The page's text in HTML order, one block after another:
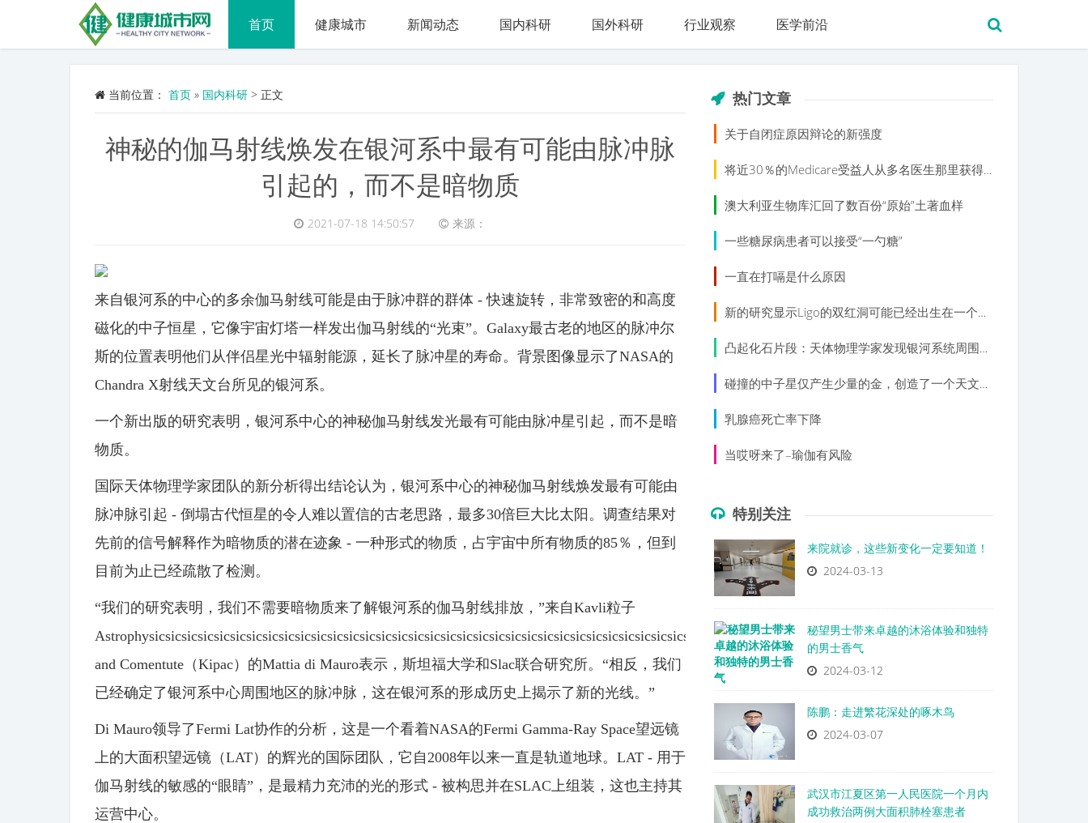
首页 健康城市 新闻动态 国内科研 国外科研 行业观察 医学前沿
当前位置： 首页 » 国内科研 > 正文
神秘的伽马射线焕发在银河系中最有可能由脉冲脉
引起的，而不是暗物质
2021-07-18 14:50:57 来源：
来自银河系的中心的多余伽马射线可能是由于脉冲群的群体 - 快速旋转，非常致密的和高度
磁化的中子恒星，它像宇宙灯塔一样发出伽马射线的“光束”。Galaxy最古老的地区的脉冲尔
斯的位置表明他们从伴侣星光中辐射能源，延长了脉冲星的寿命。背景图像显示了NASA的
Chandra X射线天文台所见的银河系。
一个新出版的研究表明，银河系中心的神秘伽马射线发光最有可能由脉冲星引起，而不是暗
物质。
国际天体物理学家团队的新分析得出结论认为，银河系中心的神秘伽马射线焕发最有可能由
脉冲脉引起 - 倒塌古代恒星的令人难以置信的古老思路，最多30倍巨大比太阳。调查结果对
先前的信号解释作为暗物质的潜在迹象 - 一种形式的物质，占宇宙中所有物质的85％，但到
目前为止已经疏散了检测。
“我们的研究表明，我们不需要暗物质来了解银河系的伽马射线排放，”来自Kavli粒子
Astrophysicsicsicsicsicsicsicsicsicsicsicsicsicsicsicsicsicsicsicsicsicsicsicsicsicsicsicsicsicsicsicsicsicsicsics
and Comentute（Kipac）的Mattia di Mauro表示，斯坦福大学和Slac联合研究所。“相反，我们
已经确定了银河系中心周围地区的脉冲脉，这在银河系的形成历史上揭示了新的光线。”
Di Mauro领导了Fermi Lat协作的分析，这是一个看着NASA的Fermi Gamma-Ray Space望远镜
上的大面积望远镜（LAT）的辉光的国际团队，它自2008年以来一直是轨道地球。LAT - 用于
伽马射线的敏感的“眼睛”，是最精力充沛的光的形式 - 被构思并在SLAC上组装，这也主持其
运营中心。
热门文章
关于自闭症原因辩论的新强度
将近30％的Medicare受益人从多名医生那里获得止痛药
澳大利亚生物库汇回了数百份“原始”土著血样
一些糖尿病患者可以接受“一勺糖”
一直在打嗝是什么原因
新的研究显示Ligo的双红洞可能已经出生在一个星星内
凸起化石片段：天体物理学家发现银河系统周围的气体和星星的原始丛
碰撞的中子星仅产生少量的金，创造了一个天文学之谜
乳腺癌死亡率下降
当哎呀来了–瑜伽有风险
特别关注
来院就诊，这些新变化一定要知道！
2024-03-13
秘望男士带来卓越的沐浴体验和独特
的男士香气
2024-03-12
陈鹏：走进繁花深处的啄木鸟
2024-03-07
武汉市江夏区第一人民医院一个月内
成功救治两例大面积肺栓塞患者